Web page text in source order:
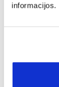
informacijos.